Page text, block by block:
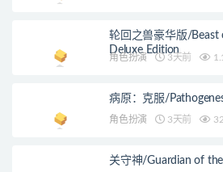
轮回之兽豪华版/Beast
Deluxe Edition
角色扮演 3天前
病原：克服/
角色扮演 3天前
关守神/Guardian of the